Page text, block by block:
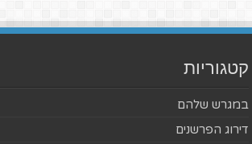
קטגוריות
במגרש שלהם
דירוג הפרשנים